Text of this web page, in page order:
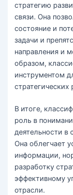
стратегию
связи. Она
состояние и
задачи и
направления и
образом,
инструментом
В итоге,
роль в
деятельности в
Она облегчает
информации,
разработку
эффективному
отрасли.